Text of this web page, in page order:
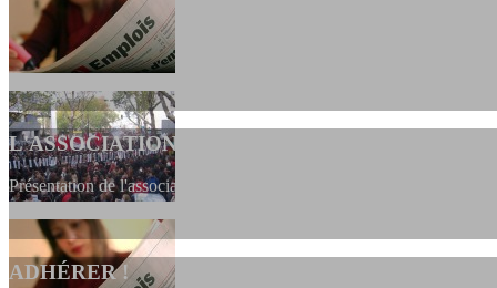
L'ASSOCIATION
Présentation de l'association et de sa charte qui encadre nos actions
ADHÉRER !